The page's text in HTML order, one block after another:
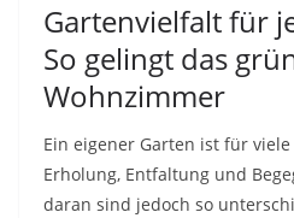
Gartenvielfalt für
So gelingt das
Wohnzimmer
Ein eigener Garten ist für
Erholung, Entfaltung und
daran sind jedoch so